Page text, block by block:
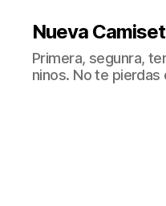
Nueva
Primera, segunra,
ninos. No te